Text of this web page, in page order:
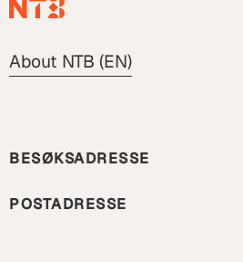
About NTB (EN)
BESØKSADRESSE
POSTADRESSE